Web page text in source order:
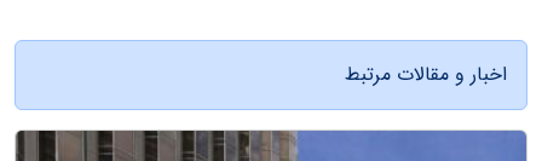
اخبار و مقالات مرتبط